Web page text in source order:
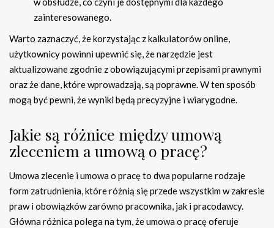
zainteresowanego.
Warto zaznaczyć, że korzystając z kalkulatorów online,
użytkownicy powinni upewnić się, że narzędzie jest
aktualizowane zgodnie z obowiązującymi przepisami prawnymi
oraz że dane, które wprowadzają, są poprawne. W ten sposób
mogą być pewni, że wyniki będą precyzyjne i wiarygodne.
Jakie są różnice między umową
zleceniem a umową o pracę?
Umowa zlecenie i umowa o pracę to dwa popularne rodzaje
form zatrudnienia, które różnią się przede wszystkim w zakresie
praw i obowiązków zarówno pracownika, jak i pracodawcy.
Główna różnica polega na tym, że umowa o pracę oferuje